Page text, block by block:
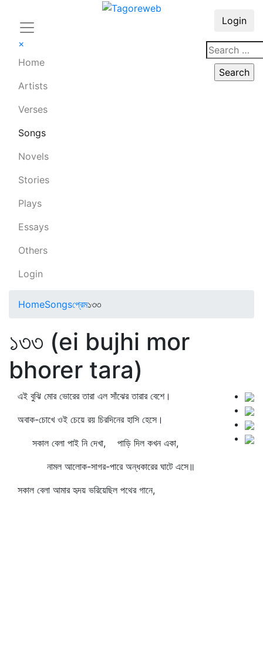
×
Home
Artists
Verses
Songs
Novels
Stories
Plays
Essays
Others
Login
Login
HomeSongsপ্রেম১৩৩
১৩৩ (ei bujhi mor
bhorer tara)
এই বুঝি মোর ভোরের তারা এল সাঁঝের তারার বেশে।
অবাক-চোখে ওই চেয়ে রয় চিরদিনের হাসি হেসে।
সকাল বেলা পাই নি দেখা, পাড়ি দিল কখন একা,
নামল আলোক-সাগর-পারে অন্ধকারের ঘাটে এসে॥
সকাল বেলা আমার হৃদয় ভরিয়েছিল পথের গানে,